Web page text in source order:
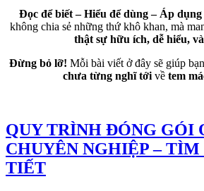
Đọc để biết – Hiểu để dùng – Áp
không chia sẻ những thứ khô khan, mà
thật sự hữu ích, dễ hiểu,
Đừng bỏ lỡ! Mỗi bài viết ở đây sẽ giúp bạn
chưa từng nghĩ tớivề tem
QUY TRÌNH ĐÓNG GÓI
CHUYÊN NGHIỆP –
TIẾT